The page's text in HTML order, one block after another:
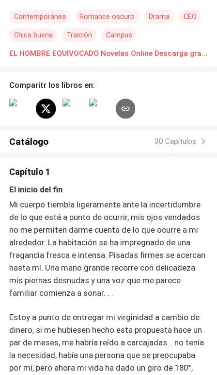
escapara de sus manos gracias a la falta de dinero,
tipo de consecuencia? ¿todo será tan fácil como se lo
han planteado?. Una propuesta laboral llega a Rowan
completo desconocido que puede cambiar su vida, pero
derrumbara al pasar la noche con un hombre equivocado
Contemporánea Romance oscuro Drama CEO
Chica buena Traición Campus
EL HOMBRE EQUIVOCADO Novelas Online Descarga gratuita de PDF
Comparitr los libros en:
Catálogo 30 Capítulos
Capítulo 1
El inicio del fin
Mi cuerpo tiembla ligeramente ante la incertidumbre
de lo que está a punto de ocurrir, mis ojos vendados
no me permiten darme cuenta de lo que ocurre a mi
alrededor. La habitación se ha impregnado de una
fragancia fresca e intensa. Pisadas firmes se acercan
hasta mí. Una mano grande recorre con delicadeza
mis piernas desnudas y una voz que me parece
familiar comienza a sonar. . .
Estoy a punto de entregar mi virginidad a cambio de
dinero, si me hubiesen hecho esta propuesta hace un
par de meses, me habría reído a carcajadas… no tenía
la necesidad, había una persona que se preocupaba
por mí, pero ahora mi vida ha dado un giro de 180°,